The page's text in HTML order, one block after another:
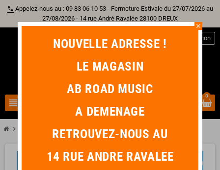
phone Appelez-nous au : 09 83 06 10 53 - Fermeture Estivale du 27/07/2026 au
27/08/2026 - 14 rue André Ravalée 28100 DREUX
view_headline
Connexion
0
chevron_right METHODE PIERROT Volume 1 + CD
close
NOUVELLE ADRESSE !
LE MAGASIN
AB ROAD MUSIC
A DEMENAGE
RETROUVEZ-NOUS AU
14 RUE ANDRE RAVALEE